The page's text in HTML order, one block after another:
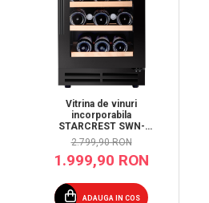
Vitrina de vinuri
incorporabila
STARCREST SWN-
8028DZ, 80L, 28 sticle,
Rafturi lemn de fag, 2
zone de racire,
Control electronic,
Display, Iluminat
interior LED, H 85.5
2.799,90 RON
1.999,90 RON
ADAUGA IN COS